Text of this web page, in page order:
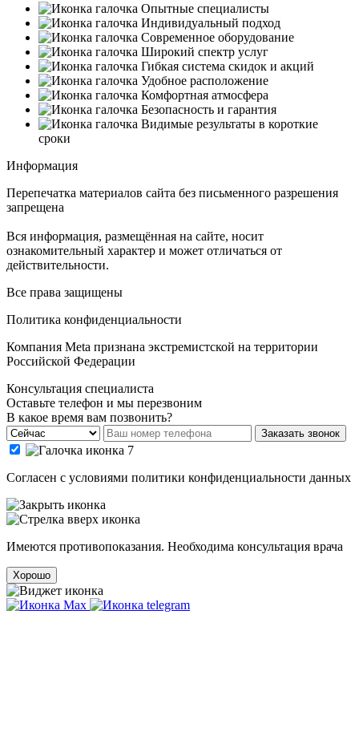
Опытные специалисты
Индивидуальный подход
Современное оборудование
Широкий спектр услуг
Гибкая система скидок и акций
Удобное расположение
Комфортная атмосфера
Безопасность и гарантия
Видимые результаты в короткие
сроки
Информация
Перепечатка материалов сайта без письменного разрешения
запрещена
Вся информация, размещённая на сайте, носит
ознакомительный характер и может отличаться от
действительности.
Все права защищены
Политика конфиденциальности
Компания Meta признана экстремистской на территории
Российской Федерации
Консультация специалиста
Оставьте телефон и мы перезвоним
В какое время вам позвонить?
Заказать звонок
Cогласен с условиями политики конфиденциальности данных
Имеются противопоказания. Необходима консультация врача
Хорошо